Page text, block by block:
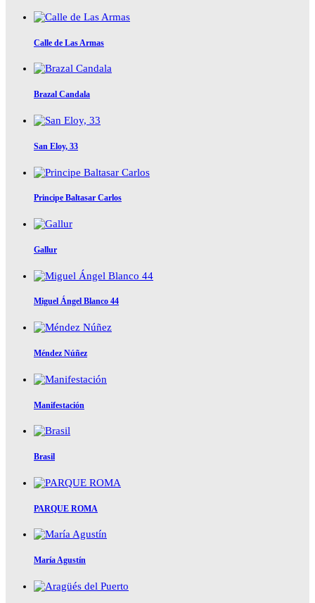
Calle de Las Armas
Brazal Candala
San Eloy, 33
Principe Baltasar Carlos
Gallur
Miguel Ángel Blanco 44
Méndez Núñez
Manifestación
Brasil
PARQUE ROMA
María Agustín